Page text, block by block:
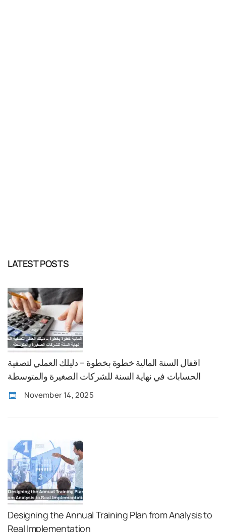
LATEST POSTS
اقفال السنة المالية خطوة بخطوة – دليلك العملي لتصفية
الحسابات في نهاية السنة للشركات الصغيرة والمتوسطة
November 14, 2025
Designing the Annual Training Plan from Analysis to
Real Implementation